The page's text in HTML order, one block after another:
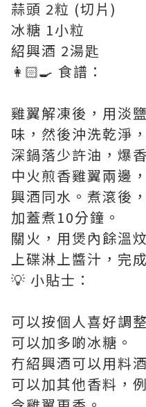
蒜頭 2粒 (切片)
冰糖 1小粒
紹興酒 2湯匙
👩🏻‍🍳 食譜：
雞翼解凍後，用淡
味，然後沖洗乾淨
深鍋落少許油，爆
中火煎香雞翼兩邊
興酒同水。煮滾後
加蓋煮10分鐘。
關火，用煲內餘溫
上碟淋上醬汁，完
💡 小貼士：
可以按個人喜好調
可以加多啲冰糖。
冇紹興酒可以用料
可以加其他香料，